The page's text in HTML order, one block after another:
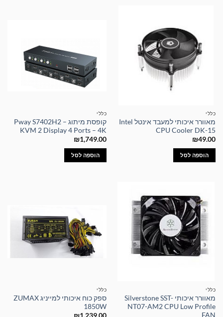
כללי
מאוורר איכותי למעבד אינטל Intel
CPU Cooler DK-15
₪49.00
הוספה לסל
כללי
קופסת מיתוג – Pway S7402H2
KVM 2 Display 4 Ports – 4K
₪1,749.00
הוספה לסל
כללי
מאוורר איכותי Silverstone SST-
NT07-AM2 CPU Low Profile
FAN
כללי
ספק כוח איכותי למייניג ZUMAX
1850W